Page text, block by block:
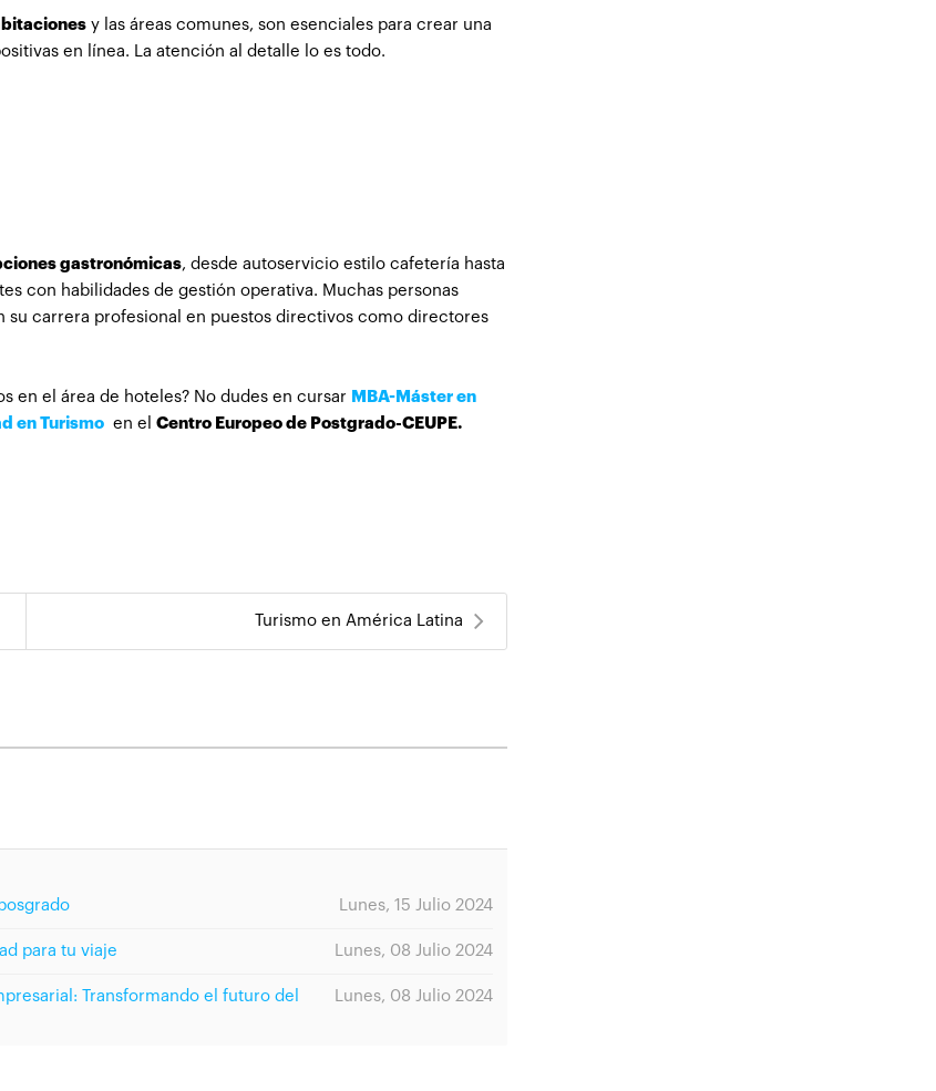
y las áreas comunes, son esenciales para crear una
en línea. La atención al detalle lo es todo.
gastronómicas, desde autoservicio estilo cafetería hasta
con habilidades de gestión operativa. Muchas personas
carrera profesional en puestos directivos como directores
en el área de hoteles? No dudes en cursar MBA-Máster en
en Turismo en el Centro Europeo de Postgrado-CEUPE.
Turismo en América Latina
Lunes, 15 Julio 2024
Lunes, 08 Julio 2024
para tu viaje
Lunes, 08 Julio 2024
Transformando el futuro del